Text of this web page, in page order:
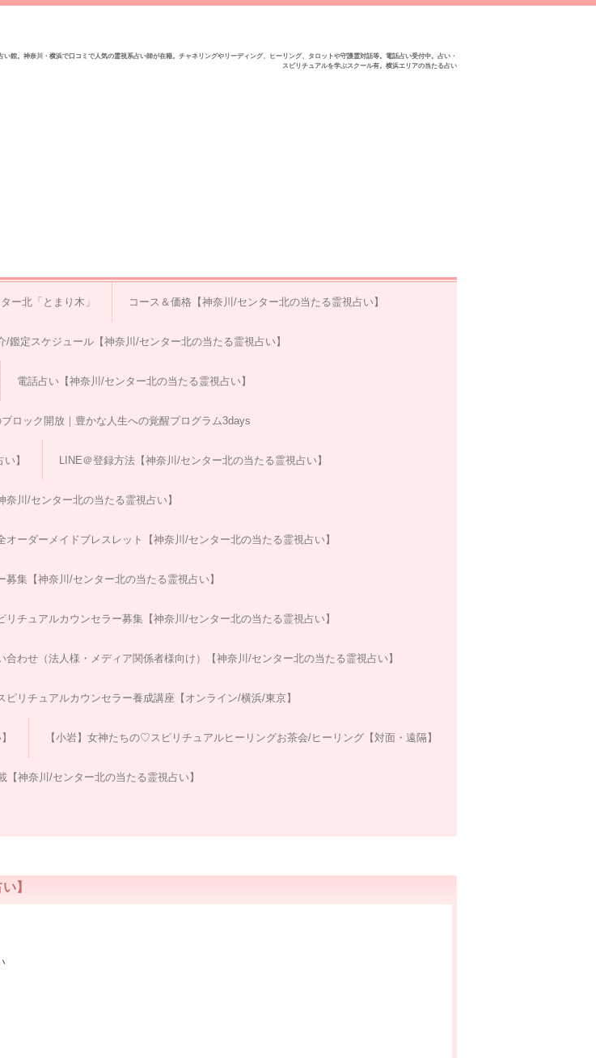
い館。神奈川・横浜で口コミで人気の霊視系占い師が在籍。チャネリングやリーディング、ヒーリング、タロットや守護霊対話等。電話占い受付中。占い・
スピリチュアルを学ぶスクール有。横浜エリアの当たる占い
ー北「とまり木」 コース＆価格【神奈川/センター北の当たる霊視占い】
/鑑定スケジュール【神奈川/センター北の当たる霊視占い】
電話占い【神奈川/センター北の当たる霊視占い】
ブロック開放｜豊かな人生への覚醒プログラム3days
】 LINE＠登録方法【神奈川/センター北の当たる霊視占い】
奈川/センター北の当たる霊視占い】
オーダーメイドブレスレット【神奈川/センター北の当たる霊視占い】
募集【神奈川/センター北の当たる霊視占い】
リチュアルカウンセラー募集【神奈川/センター北の当たる霊視占い】
合わせ（法人様・メディア関係者様向け）【神奈川/センター北の当たる霊視占い】
ピリチュアルカウンセラー養成講座【オンライン/横浜/東京】
【小岩】女神たちの♡スピリチュアルヒーリングお茶会/ヒーリング【対面・遠隔】
【神奈川/センター北の当たる霊視占い】
】